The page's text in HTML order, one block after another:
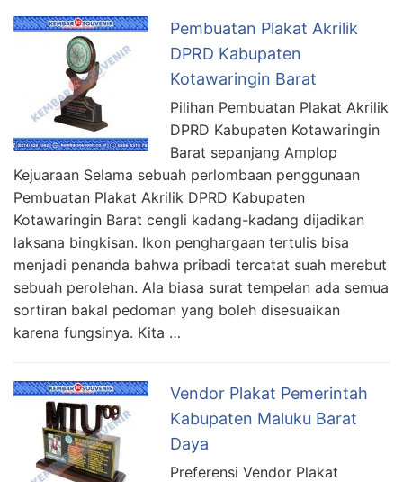
Pembuatan Plakat Akrilik
DPRD Kabupaten
Kotawaringin Barat
Pilihan Pembuatan Plakat Akrilik
DPRD Kabupaten Kotawaringin
Barat sepanjang Amplop
Kejuaraan Selama sebuah perlombaan penggunaan
Pembuatan Plakat Akrilik DPRD Kabupaten
Kotawaringin Barat cengli kadang-kadang dijadikan
laksana bingkisan. Ikon penghargaan tertulis bisa
menjadi penanda bahwa pribadi tercatat suah merebut
sebuah perolehan. Ala biasa surat tempelan ada semua
sortiran bakal pedoman yang boleh disesuaikan
karena fungsinya. Kita …
Vendor Plakat Pemerintah
Kabupaten Maluku Barat
Daya
Preferensi Vendor Plakat